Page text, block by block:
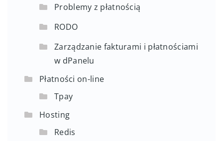
Problemy z płatnością
RODO
Zarządzanie fakturami i płatnościami
w dPanelu
Płatności on-line
Tpay
Hosting
Redis